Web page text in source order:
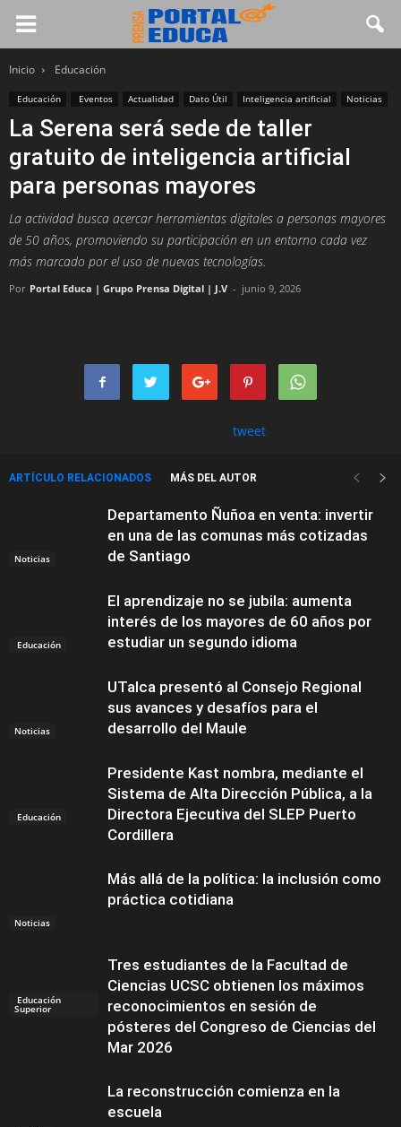
Inicio Educación
Educación Eventos Actualidad Dato Útil Inteligencia artificial Noticias
La Serena será sede de taller
gratuito de inteligencia artificial
para personas mayores
La actividad busca acercar herramientas digitales a personas mayores
de 50 años, promoviendo su participación en un entorno cada vez
más marcado por el uso de nuevas tecnologías.
Por Portal Educa | Grupo Prensa Digital | J.V - junio 9, 2026
tweet
ARTÍCULO RELACIONADOS MÁS DEL AUTOR
Noticias
Departamento Ñuñoa en venta: invertir
en una de las comunas más cotizadas
de Santiago
Educación
El aprendizaje no se jubila: aumenta
interés de los mayores de 60 años por
estudiar un segundo idioma
Noticias
UTalca presentó al Consejo Regional
sus avances y desafíos para el
desarrollo del Maule
Educación
Presidente Kast nombra, mediante el
Sistema de Alta Dirección Pública, a la
Directora Ejecutiva del SLEP Puerto
Cordillera
Noticias
Más allá de la política: la inclusión como
práctica cotidiana
Educación
Superior
Tres estudiantes de la Facultad de
Ciencias UCSC obtienen los máximos
reconocimientos en sesión de
pósteres del Congreso de Ciencias del
Mar 2026
La reconstrucción comienza en la
escuela